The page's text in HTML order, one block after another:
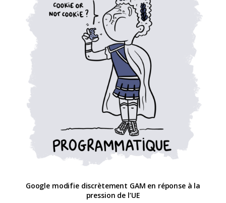
Google modifie discrètement GAM en réponse à la
pression de l’UE